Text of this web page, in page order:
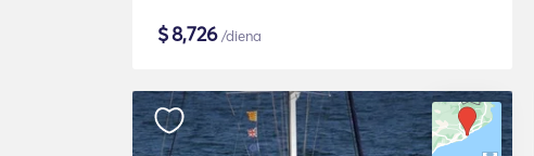
$8,726/diena